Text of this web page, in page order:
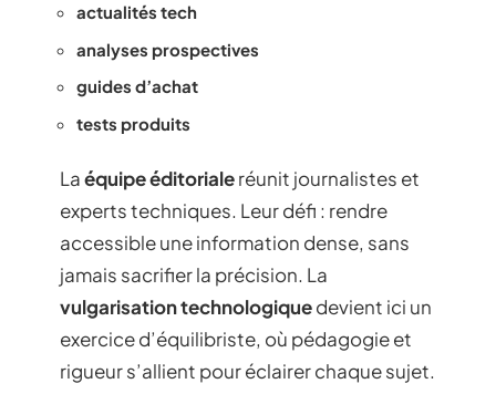
actualités tech
analyses prospectives
guides d’achat
tests produits
Laéquipe éditorialeréunit journalistes et
experts techniques. Leur défi : rendre
accessible une information dense, sans
jamais sacrifier la précision. La
vulgarisation technologiquedevient ici un
exercice d’équilibriste, où pédagogie et
rigueur s’allient pour éclairer chaque sujet.